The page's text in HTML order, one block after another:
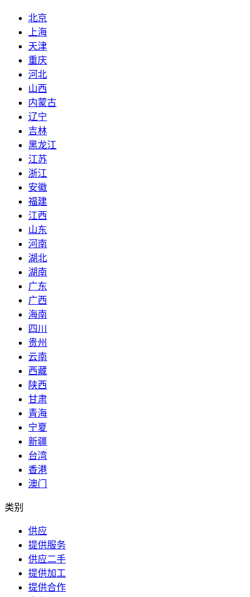
北京
上海
天津
重庆
河北
山西
内蒙古
辽宁
吉林
黑龙江
江苏
浙江
安徽
福建
江西
山东
河南
湖北
湖南
广东
广西
海南
四川
贵州
云南
西藏
陕西
甘肃
青海
宁夏
新疆
台湾
香港
澳门
类别
供应
提供服务
供应二手
提供加工
提供合作